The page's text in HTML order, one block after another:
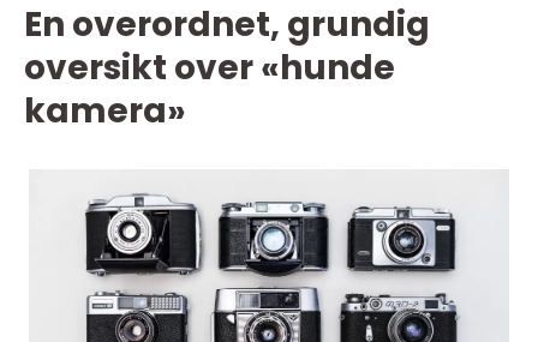
En overordnet, grundig
oversikt over «hunde
kamera»